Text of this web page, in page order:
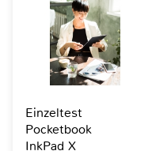
Einzeltest
Pocketbook
InkPad X